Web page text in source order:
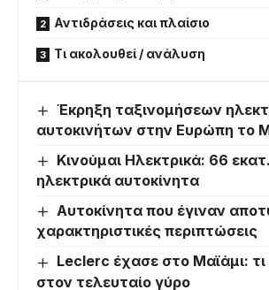
Αντιδράσεις και πλαίσιο
Τι ακολουθεί / ανάλυση
Έκρηξη ταξινομήσεων
αυτοκινήτων στην Ευρώπη το
Κινούμαι Ηλεκτρικά: 66
ηλεκτρικά αυτοκίνητα
Αυτοκίνητα που έγιναν
χαρακτηριστικές περιπτώσεις
Leclerc έχασε στο Μαϊάμι:
στον τελευταίο γύρο